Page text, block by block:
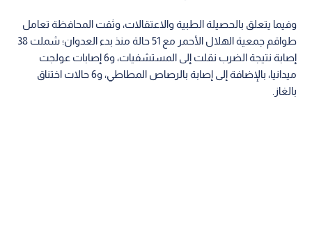
وفيما يتعلق بالحصيلة الطبية والاعتقالات، وثقت المحافظة تعامل
طواقم جمعية الهلال الأحمر مع 51 حالة منذ بدء العدوان؛ شملت 38
إصابة نتيجة الضرب نقلت إلى المستشفيات، و6 إصابات عولجت
ميدانيا، بالإضافة إلى إصابة بالرصاص المطاطي، و6 حالات اختناق
بالغاز.